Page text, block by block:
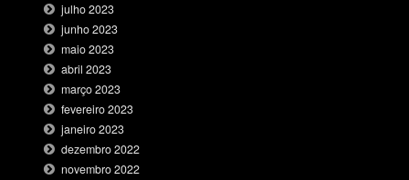
julho 2023
junho 2023
maio 2023
abril 2023
março 2023
fevereiro 2023
janeiro 2023
dezembro 2022
novembro 2022